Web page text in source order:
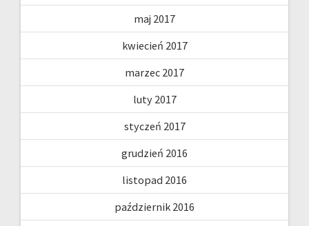
maj 2017
kwiecień 2017
marzec 2017
luty 2017
styczeń 2017
grudzień 2016
listopad 2016
październik 2016